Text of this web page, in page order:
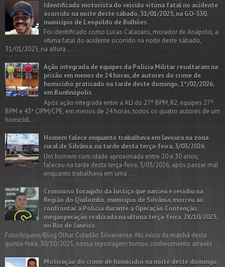
Identificado motorista do veículo vítima fatal no acidente
ocorrido na noite deste sábado, 31/01/2025, na GO-330,
município de Leopoldo de Bulhões.
Foi identificado como Lucas Calazans, morador de Anápolis, a
vítima fatal do acidente ocorrido na noite deste sábado,
31/01/2025, na altura ...
Ação integrada de equipes da Policia Militar resultaram na
prisão em menos de 24 horas, de autores do crime de
homicídio praticado na tarde deste domingo, 1º/02/2026,
em Bonfinópolis.
Após ação integrada entre a ALI do 27º BPM, R2, equipes 27º
BPM e 43ª CIPM/CPE, em menos de 24 horas, todos os quatro autores de um
homicídi...
Homem falece enquanto trabalhava em lavoura na zona
rural de Silvânia, na tarde desta terça-feira, 3/03/2026.
Um homem com idade aproximada entre 20 e 30 anos,
faleceu na tarde desta terça-feira, 3/03/2026, após passar mal
enquanto trabalhava em uma ...
Criminoso foragido da Justiça que nasceu e residiu na
Região do Quilombo, município de Silvânia, morreu ao
confrontar a Polícia durante a Operação Contenção,
megaoperação realizada na última terça-feira, 28/10/2025,
no Rio de Janeiro.
Foto:Arquivo/Blog Olhar Cidadão Silvaniense. No início da manhã desta
quinta-feira, 30/10/2025, nossa reportagem tomou conhecimento através ...
Motivação do crime de homicídio na noite deste domingo,